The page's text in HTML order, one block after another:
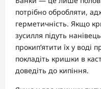
потрібно обробляти,
герметичність. Якщо
зусилля підуть
прокип’ятити їх у воді
покладіть кришки в
доведіть до кипіння.